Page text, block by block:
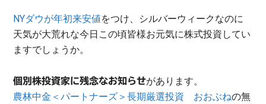
NYダウが年初来安値をつけ、シルバーウィークなのに
天気が大荒れな今日この頃皆様お元気に株式投資してい
ますでしょうか。
個別株投資家に残念なお知らせがあります。
農林中金＜パートナーズ＞長期厳選投資 おおぶねの無